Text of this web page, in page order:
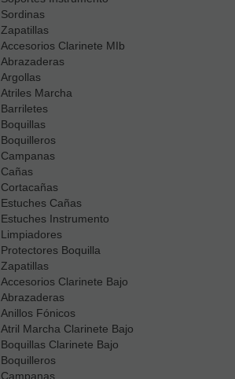
Sordinas
Zapatillas
Accesorios Clarinete MIb
Abrazaderas
Argollas
Atriles Marcha
Barriletes
Boquillas
Boquilleros
Campanas
Cañas
Cortacañas
Estuches Cañas
Estuches Instrumento
Limpiadores
Protectores Boquilla
Zapatillas
Accesorios Clarinete Bajo
Abrazaderas
Anillos Fónicos
Atril Marcha Clarinete Bajo
Boquillas Clarinete Bajo
Boquilleros
Campanas